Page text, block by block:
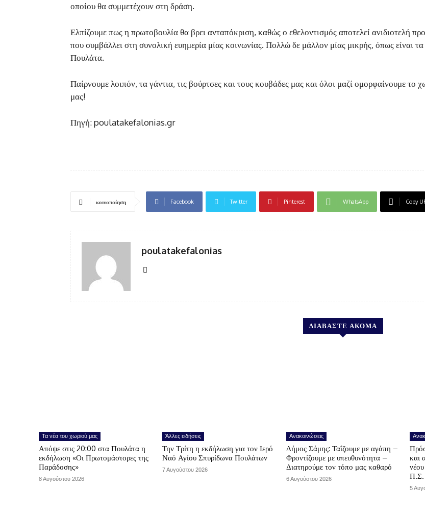
οποίου θα συμμετέχουν στη δράση.
Ελπίζουμε πως η πρωτοβουλία θα βρει ανταπόκριση, καθώς ο εθελοντισμός αποτελεί ανιδιοτελή
που συμβάλλει στη συνολική ευημερία μίας κοινωνίας. Πολλώ δε μάλλον μίας μικρής, όπως είναι τα
Πουλάτα.
Παίρνουμε λοιπόν, τα γάντια, τις βούρτσες και τους κουβάδες μας και όλοι μαζί ομορφαίνουμε το
μας!
Πηγή: poulatakefalonias.gr
κοινοποίηση Facebook Twitter Pinterest WhatsApp Copy
poulatakefalonias
ΔΙΑΒΑΣΤΕ ΑΚΟΜΑ
Τα νέα του χωριού μας
Απόψε στις 20:00 στα Πουλάτα η
εκδήλωση «Οι Πρωτομάστορες της
Παράδοσης»
8 Αυγούστου 2026
Άλλες ειδήσεις
Την Τρίτη η εκδήλωση για τον Ιερό
Ναό Αγίου Σπυρίδωνα Πουλάτων
7 Αυγούστου 2026
Ανακοινώσεις
Δήμος Σάμης: Ταΐζουμε με αγάπη –
Φροντίζουμε με υπευθυνότητα –
Διατηρούμε τον τόπο μας καθαρό
6 Αυγούστου 2026
και
Π.Σ.
5